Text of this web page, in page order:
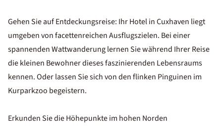
Gehen Sie auf Entdeckungsreise: Ihr Hotel in Cuxhaven liegt
umgeben von facettenreichen Ausflugszielen. Bei einer
spannenden Wattwanderung lernen Sie während Ihrer Reise
die kleinen Bewohner dieses faszinierenden Lebensraums
kennen. Oder lassen Sie sich von den flinken Pinguinen im
Kurparkzoo begeistern.
Erkunden Sie die Höhepunkte im hohen Norden